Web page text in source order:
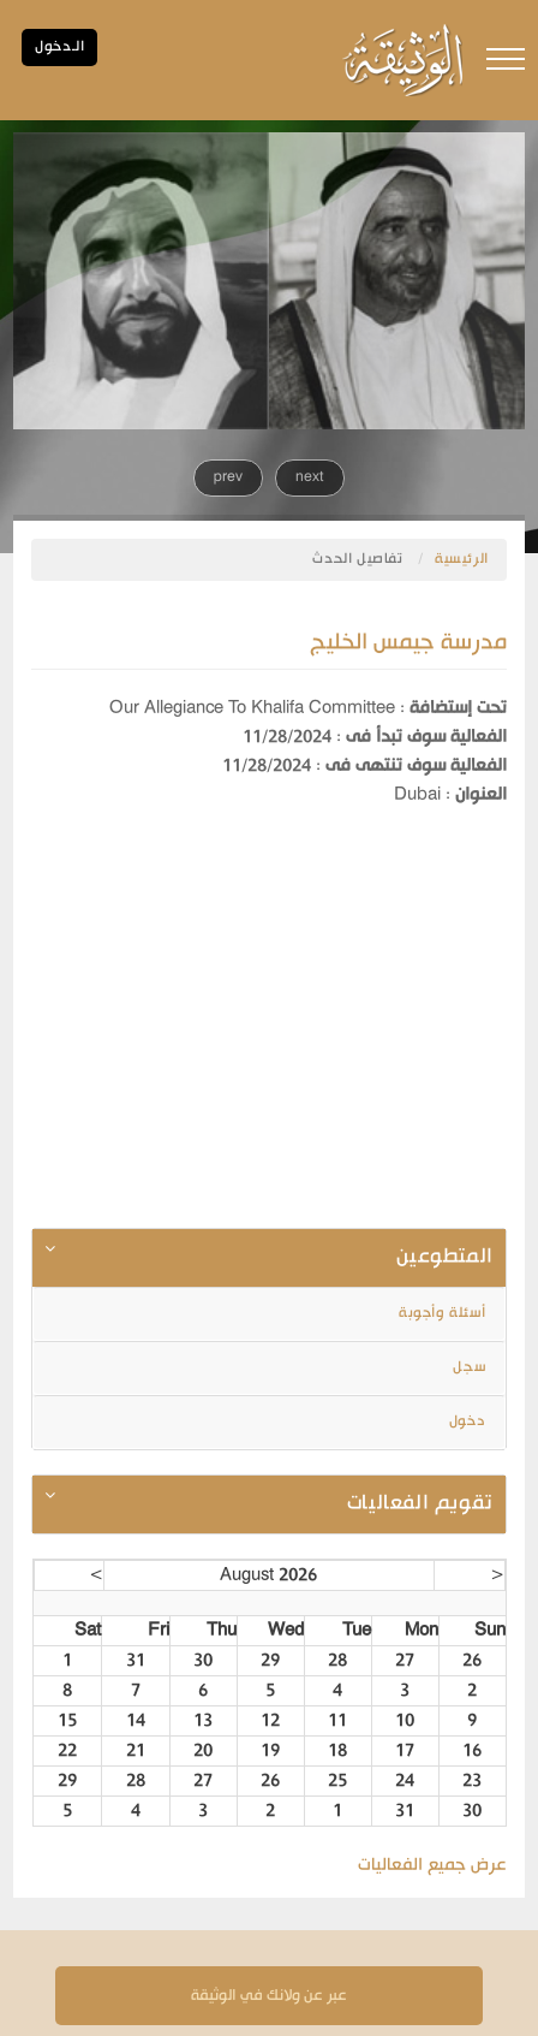
الـدخول
prev next
الرئيسية تفاصيل الحدث
مدرسة جيمس الخليج
تحت إستضافة:
Our Allegiance To Khalifa Committee
الفعالية سوف تبدأ فى:
11/28/2024
الفعالية سوف تنتهى فى:
11/28/2024
العنوان:
Dubai
المتطوعين
أسئلة وأجوبة
سجل
دخول
تقويم الفعاليات
<
August 2026
>
Sun
Mon
Tue
Wed
Thu
Fri
Sat
26
27
28
29
30
31
1
2
3
4
5
6
7
8
9
10
11
12
13
14
15
16
17
18
19
20
21
22
23
24
25
26
27
28
29
30
31
1
2
3
4
5
عرض جميع الفعاليات
عبر عن ولانك في الوثيقة